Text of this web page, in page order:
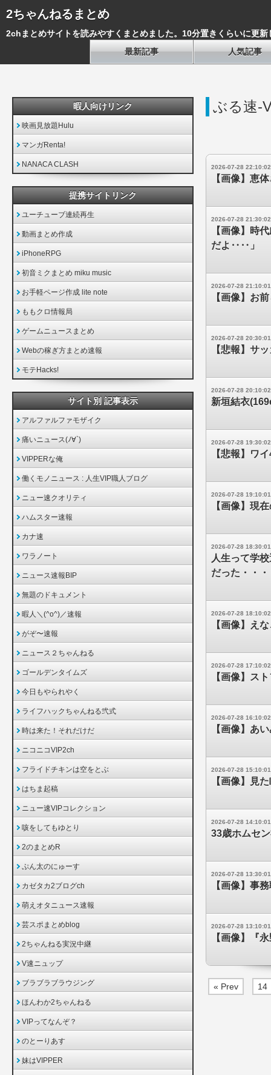
2ちゃんねるまとめ
2chまとめサイトを読みやすくまとめました。10分置きくらいに更新
最新記事
人気記事
ぶる速-
2026-07-28 22:10:02
【画像】恵
2026-07-28 21:30:02
【画像】時
だよ‥‥」
2026-07-28 21:10:01
【画像】お
2026-07-28 20:30:01
【悲報】サ
2026-07-28 20:10:02
新垣結衣
2026-07-28 19:30:02
【悲報】ワ
2026-07-28 19:10:01
【画像】現
2026-07-28 18:30:01
人生って学
だった・・・
2026-07-28 18:10:02
【画像】え
2026-07-28 17:10:02
【画像】ス
2026-07-28 16:10:02
【画像】あ
2026-07-28 15:10:01
【画像】見
2026-07-28 14:10:01
33歳ホムセ
2026-07-28 13:30:01
【画像】事
2026-07-28 13:10:01
【画像】『
« Prev 14
暇人向けリンク
映画見放題Hulu
マンガRenta!
NANACA CLASH
提携サイトリンク
ユーチューブ連続再生
動画まとめ作成
iPhoneRPG
初音ミクまとめ miku music
お手軽ページ作成 lite note
ももクロ情報局
ゲームニュースまとめ
Webの稼ぎ方まとめ速報
モテHacks!
サイト別 記事表示
アルファルファモザイク
痛いニュース(ﾉ∀`)
VIPPERな俺
働くモノニュース : 人生VIP職人ブログ
ニュー速クオリティ
ハムスター速報
カナ速
ワラノート
ニュース速報BIP
無題のドキュメント
暇人＼(^o^)／速報
がぞ〜速報
ニュース２ちゃんねる
ゴールデンタイムズ
今日もやられやく
ライフハックちゃんねる弐式
時は来た！それだけだ
ニコニコVIP2ch
フライドチキンは空をとぶ
はちま起稿
ニュー速VIPコレクション
咳をしてもゆとり
2のまとめR
ぷん太のにゅーす
カゼタカ2ブログch
萌えオタニュース速報
芸スポまとめblog
2ちゃんねる実況中継
V速ニュップ
ブラブラブラウジング
ほんわか2ちゃんねる
VIPってなんぞ？
のとーりあす
妹はVIPPER